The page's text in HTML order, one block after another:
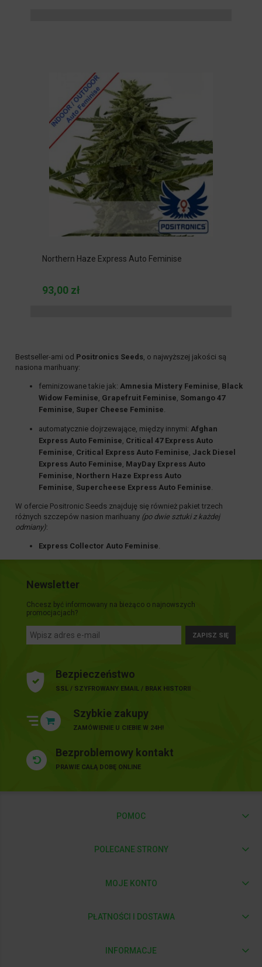
Northern Haze Express Auto Feminise
93,00 zł
Bestseller-ami od Positronics Seeds, o najwyższej jakości są
nasiona marihuany:
feminizowanetakie jak: Amnesia Mistery Feminise, Black
Widow Feminise, Grapefruit Feminise, Somango 47
Feminise, Super Cheese Feminise.
automatycznie dojrzewające, między innymi: Afghan
Express Auto Feminise, Critical 47 Express Auto
Feminise, Critical Express Auto Feminise, Jack Diesel
Express Auto Feminise, MayDay Express Auto
Feminise, Northern Haze Express Auto
Feminise, Supercheese Express Auto Feminise.
W ofercie Positronic Seeds znajduję się również pakiet trzech
różnych szczepów nasion marihuany (po dwie sztuki z każdej
odmiany):
Express Collector Auto Feminise.
Newsletter
Chcesz być informowany na bieżąco o najnowszych
promocjacjach?
ZAPISZ SIĘ
Bezpieczeństwo
SSL / SZYFROWANY EMAIL / BRAK HISTORII
Szybkie zakupy
ZAMÓWIENIE U CIEBIE W 24H!
Bezproblemowy kontakt
PRAWIE CAŁĄ DOBĘ ONLINE
POMOC
POLECANE STRONY
MOJE KONTO
PŁATNOŚCI I DOSTAWA
INFORMACJE